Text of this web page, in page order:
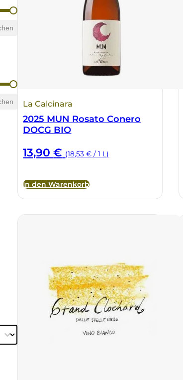
La Calcinara
2025 MUN Rosato Conero
DOCG BIO
13,90€ (18,53 € / 1 L)
In den Warenkorb